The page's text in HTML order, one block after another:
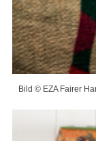
Bild © EZA Fairer